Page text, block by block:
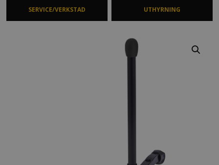
SERVICE/VERKSTAD UTHYRNING